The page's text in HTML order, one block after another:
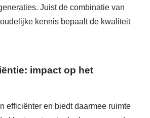
Juist de combinatie van
kennis bepaalt de kwaliteit
impact op het
efficiënter en biedt daarmee ruimte